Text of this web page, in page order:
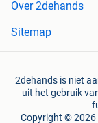
Over 2dehands
Sitemap
2dehands is niet
uit het gebruik
Copyright © 2026